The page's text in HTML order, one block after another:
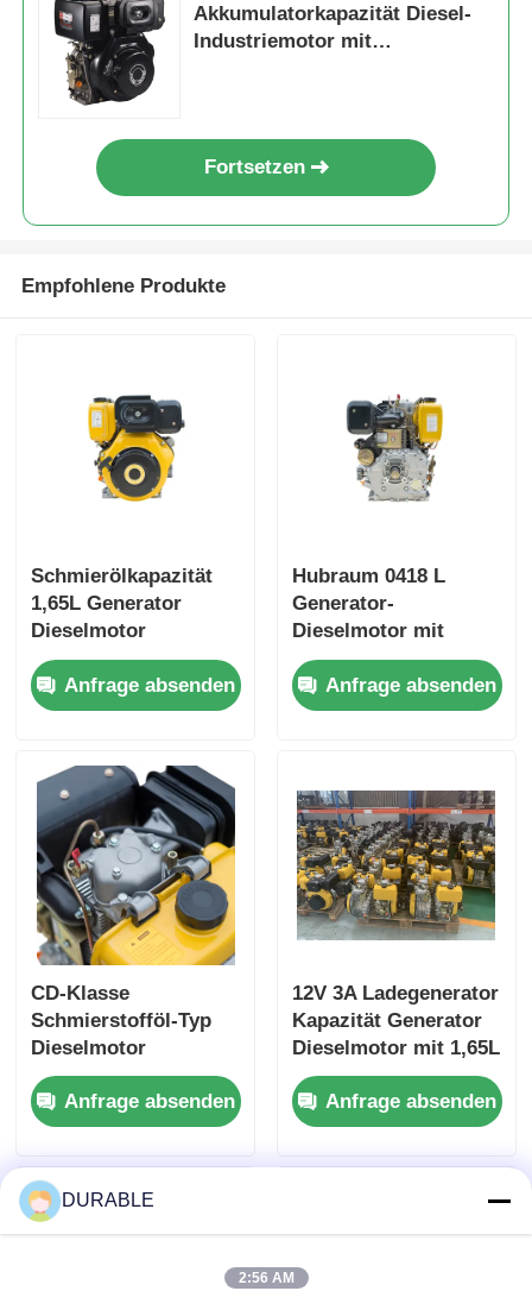
Akkumulatorkapazität Diesel-
Industriemotor mit
Fortsetzen
Empfohlene Produkte
Schmierölkapazität
1,65L Generator
Dieselmotor
Luftgekühlter
Motortyp
Nennleistung 6KW
Stromgenerator
Motor
Anfrage absenden
Hubraum 0418 L
Generator-
Dieselmotor mit
Bohrung×Hub 86×72
mm und
Gesamtabmessung
Leistung
Anfrage absenden
CD-Klasse
Schmierstofföl-Typ
Dieselmotor
Industriemotor
Viertaktmotor Typ für
maximale Haltbarkeit
konzipiert
Anfrage absenden
12V 3A Ladegenerator
Kapazität Generator
Dieselmotor mit 1,65L
Schmierölkapazität
und über 12V 36Ah
Akkumulatorkapazität
Anfrage absenden
DURABLE
2:56 AM